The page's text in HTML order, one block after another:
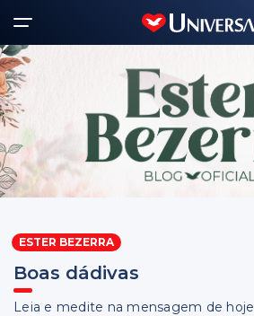
ESTER BEZERRA
Boas dádivas
Leia e medite na mensagem de hoje